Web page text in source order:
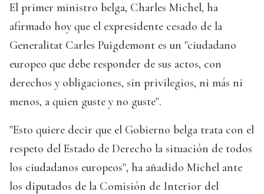
El primer ministro belga, Charles Michel, ha
afirmado hoy que el expresidente cesado de la
Generalitat Carles Puigdemont es un "ciudadano
europeo que debe responder de sus actos, con
derechos y obligaciones, sin privilegios, ni más ni
menos, a quien guste y no guste".
"Esto quiere decir que el Gobierno belga trata con el
respeto del Estado de Derecho la situación de todos
los ciudadanos europeos", ha añadido Michel ante
los diputados de la Comisión de Interior del